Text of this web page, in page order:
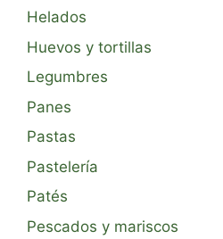
Helados
Huevos y tortillas
Legumbres
Panes
Pastas
Pastelería
Patés
Pescados y mariscos